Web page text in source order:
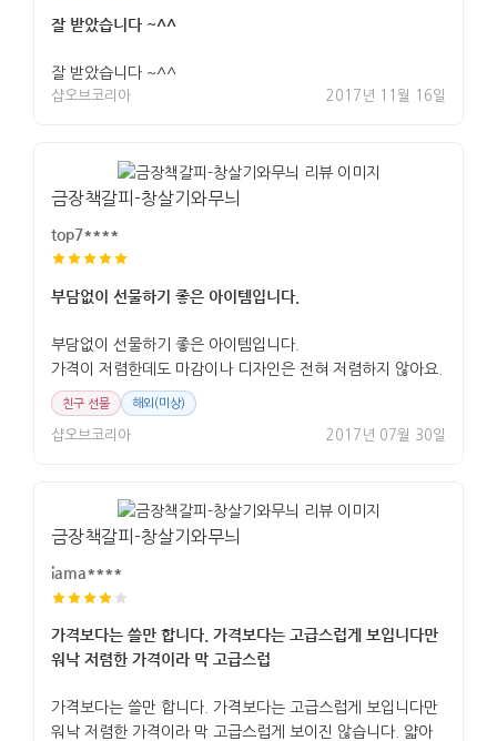
잘 받았습니다 ~^^
잘 받았습니다 ~^^
샵오브코리아 2017년 11월 16일
금장책갈피-창살기와무늬
top7****
부담없이 선물하기 좋은 아이템입니다.
부담없이 선물하기 좋은 아이템입니다.
가격이 저렴한데도 마감이나 디자인은 전혀 저렴하지 않아요.
친구 선물 해외(미상)
샵오브코리아 2017년 07월 30일
금장책갈피-창살기와무늬
iama****
가격보다는 쓸만 합니다. 가격보다는 고급스럽게 보입니다만
워낙 저렴한 가격이라 막 고급스럽
가격보다는 쓸만 합니다. 가격보다는 고급스럽게 보입니다만
워낙 저렴한 가격이라 막 고급스럽게 보이진 않습니다. 얇아